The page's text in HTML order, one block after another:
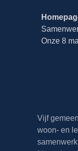
Onze 8
Vijf
woon- en